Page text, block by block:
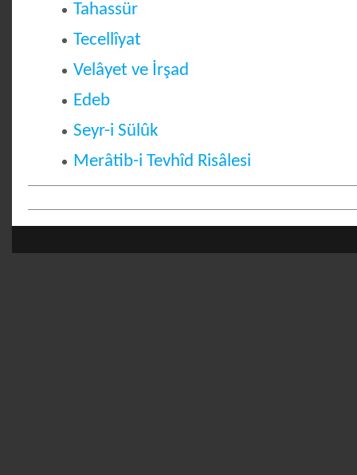
Tahassür
Tecellîyat
Velâyet ve İrşad
Edeb
Seyr-i Sülûk
Merâtib-i Tevhîd Risâlesi